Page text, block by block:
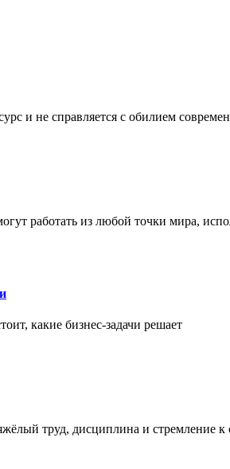
и не справляется с обилием
работать из любой точки мира,
какие бизнес-задачи решает
труд, дисциплина и стремление к